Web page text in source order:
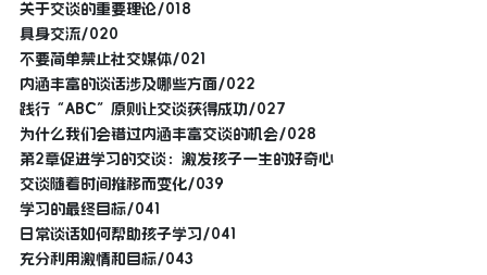
关于交谈的重要理论/018
具身交流/020
不要简单禁止社交媒体/021
内涵丰富的谈话涉及哪些方面/022
践行“ABC”原则让交谈获得成功/027
为什么我们会错过内涵丰富交谈的机会/028
第2章促进学习的交谈：激发孩子一生的好奇心
交谈随着时间推移而变化/039
学习的最终目标/041
日常谈话如何帮助孩子学习/041
充分利用激情和目标/043